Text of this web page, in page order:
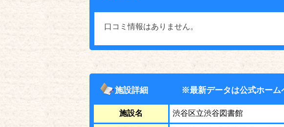
口コミ情報はありません。
施設詳細 ※最新データは公式ホーム
施設名 渋谷区立渋谷図書館